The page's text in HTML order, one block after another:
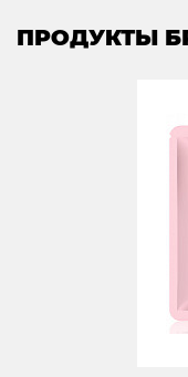
ПРОДУКТЫ